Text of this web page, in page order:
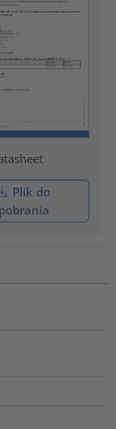
Plik do
pobrania